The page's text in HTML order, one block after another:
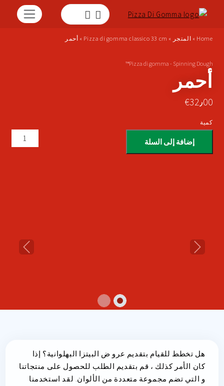
Home
» المتجر »
Pizza di gomma classico 33 cm
» أحمر
Pizza di gomma - Spinning Dough™
أحمر
€ 32٫00
كمية
إضافة إلى السلة
Next
هل تخطط للقيام بتقديم عرو ض البيتزا البهلوانية؟ إذا
كان الأمر كذلك ، قم بتقديم الطلب للحصول على منتجاتنا
و التي تضم مجموعة متعددة من الألوان. لقد استخدمنا